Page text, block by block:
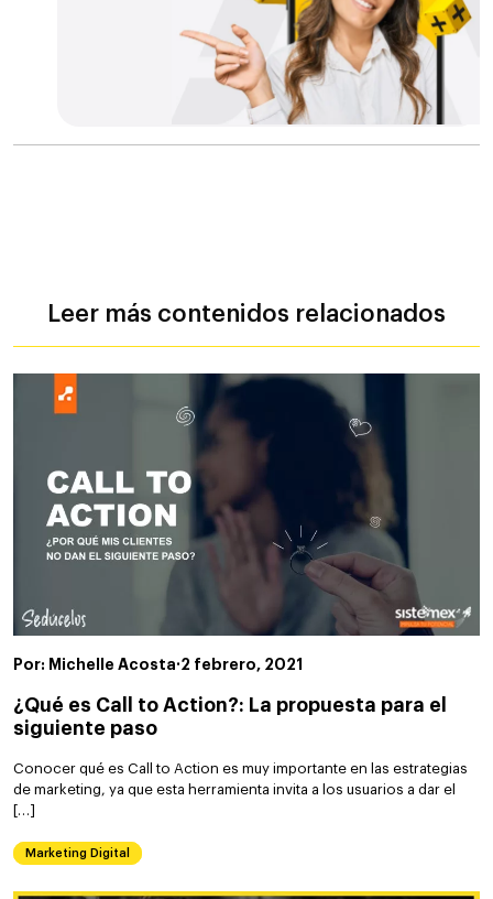
Leer más contenidos relacionados
Por: Michelle Acosta·2 febrero, 2021
¿Qué es Call to Action?: La propuesta para el
siguiente paso
Conocer qué es Call to Action es muy importante en las estrategias
de marketing, ya que esta herramienta invita a los usuarios a dar el
[…]
Marketing Digital